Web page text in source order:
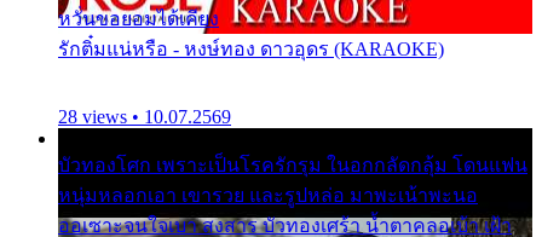
หวั่นขอยอมได้เคียง
รักติ๋มแน่หรือ - หงษ์ทอง ดาวอุดร (KARAOKE)
28 views • 10.07.2569
บัวทองโศก เพราะเป็นโรครักรุม ในอกกลัดกลุ้ม โดนแฟน
หนุ่มหลอกเอา เขารวย และรูปหล่อ มาพะเน้าพะนอ
ออเซาะจนใจเบา สงสาร บัวทองเศร้า น้ำตาคลอเบ้า เฝ้า